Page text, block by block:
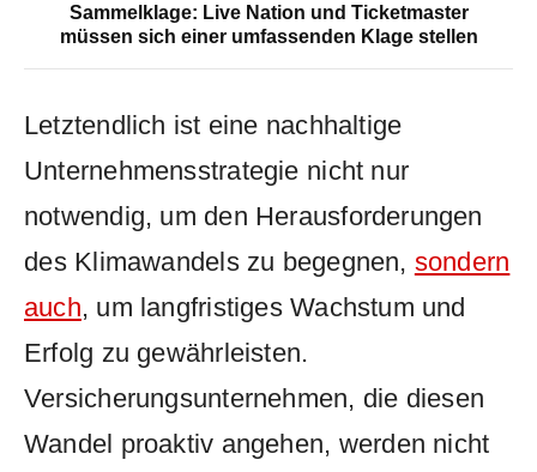
Sammelklage: Live Nation und Ticketmaster
müssen sich einer umfassenden Klage stellen
Letztendlich ist eine‌ nachhaltige‌
Unternehmensstrategie ⁢nicht nur
notwendig, um den ​Herausforderungen
⁤des Klimawandels zu begegnen, sondern
auch, um langfristiges Wachstum und
Erfolg zu gewährleisten.
‌Versicherungsunternehmen, die⁢ diesen⁢
Wandel proaktiv angehen, ⁣werden nicht